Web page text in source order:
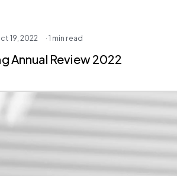
19, 2022 · 1 min read
Annual Review 2022